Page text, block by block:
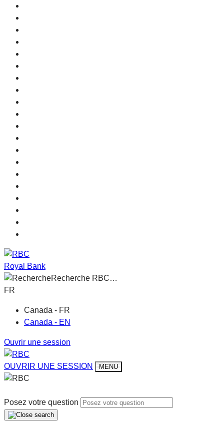
Royal Bank
Recherche RBC…
FR
Canada - FR
Canada - EN
Ouvrir une session
OUVRIR UNE SESSION MENU
Posez votre question